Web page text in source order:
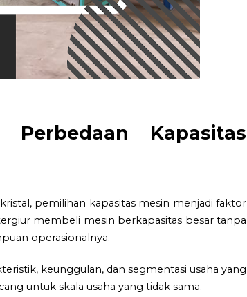
Kapasitas
pemilihan kapasitas mesin menjadi faktor
membeli mesin berkapasitas besar tanpa
operasionalnya.
keunggulan, dan segmentasi usaha yang
untuk skala usaha yang tidak sama.